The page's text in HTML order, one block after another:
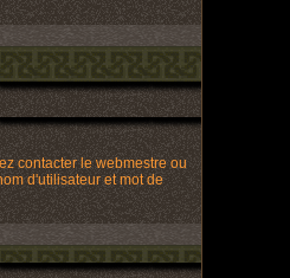
contacter le webmestre ou
d'utilisateur et mot de